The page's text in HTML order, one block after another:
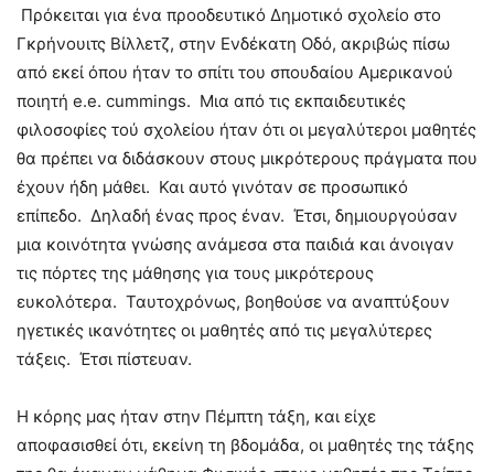
Πρόκειται για ένα προοδευτικό Δημοτικό σχολείο στο
Γκρήνουιτς Βίλλετζ, στην Ενδέκατη Οδό, ακριβώς πίσω
από εκεί όπου ήταν το σπίτι του σπουδαίου Αμερικανού
ποιητή e.e. cummings. Μια από τις εκπαιδευτικές
φιλοσοφίες τού σχολείου ήταν ότι οι μεγαλύτεροι μαθητές
θα πρέπει να διδάσκουν στους μικρότερους πράγματα που
έχουν ήδη μάθει. Και αυτό γινόταν σε προσωπικό
επίπεδο. Δηλαδή ένας προς έναν. Έτσι, δημιουργούσαν
μια κοινότητα γνώσης ανάμεσα στα παιδιά και άνοιγαν
τις πόρτες της μάθησης για τους μικρότερους
ευκολότερα. Ταυτοχρόνως, βοηθούσε να αναπτύξουν
ηγετικές ικανότητες οι μαθητές από τις μεγαλύτερες
τάξεις. Έτσι πίστευαν.
Η κόρης μας ήταν στην Πέμπτη τάξη, και είχε
αποφασισθεί ότι, εκείνη τη βδομάδα, οι μαθητές της τάξης